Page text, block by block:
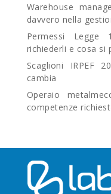
Warehouse
davvero nella
Permessi
richiederli e cosa si
Scaglioni IRPEF
cambia
Operaio
competenze